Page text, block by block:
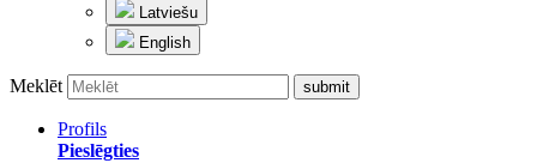
Latviešu
English
Meklēt
Profils
Pieslēgties